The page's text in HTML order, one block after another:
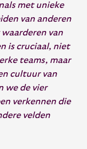
met unieke
van anderen
van
is cruciaal, niet
teams, maar
cultuur van
we de vier
verkennen die
velden